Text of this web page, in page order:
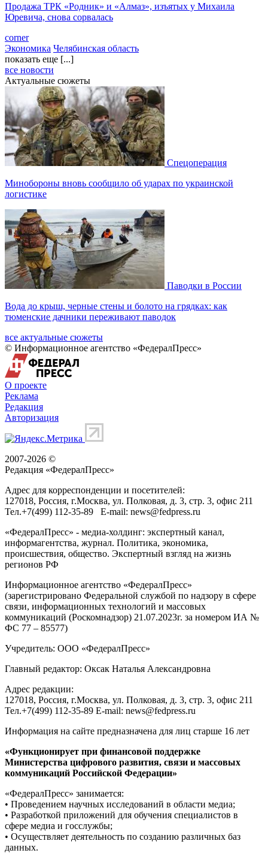
Продажа ТРК «Родник» и «Алмаз», изъятых у Михаила
Юревича, снова сорвалась
corner
Экономика Челябинская область
показать еще [...]
все новости
Актуальные сюжеты
Спецоперация
Минобороны вновь сообщило об ударах по украинской
логистике
Паводки в России
Вода до крыш, черные стены и болото на грядках: как
тюменские дачники переживают паводок
все актуальные сюжеты
© Информационное агентство «ФедералПресс»
О проекте
Реклама
Редакция
Авторизация
2007-2026 ©
Редакция «ФедералПресс»
Адрес для корреспонденции и посетителей:
127018, Россия, г.Москва, ул. Полковая, д. 3, стр. 3, офис 211
Тел.+7(499) 112-35-89 E-mail: news@fedpress.ru
«ФедералПресс» - медиа-холдинг: экспертный канал,
информагентства, журнал. Политика, экономика,
происшествия, общество. Экспертный взгляд на жизнь
регионов РФ
Информационное агентство «ФедералПресс»
(зарегистрировано Федеральной службой по надзору в сфере
связи, информационных технологий и массовых
коммуникаций (Роскомнадзор) 21.07.2023г. за номером ИА №
ФС 77 – 85577)
Учредитель: ООО «ФедералПресс»
Главный редактор: Оксак Наталья Александровна
Адрес редакции:
127018, Россия, г.Москва, ул. Полковая, д. 3, стр. 3, офис 211
Тел.+7(499) 112-35-89 E-mail: news@fedpress.ru
Информация на сайте предназначена для лиц старше 16 лет
«Функционирует при финансовой поддержке
Министерства цифрового развития, связи и массовых
коммуникаций Российской Федерации»
«ФедералПресс» занимается:
• Проведением научных исследований в области медиа;
• Разработкой приложений для обучения специалистов в
сфере медиа и госслужбы;
• Осуществляет деятельность по созданию различных баз
данных.